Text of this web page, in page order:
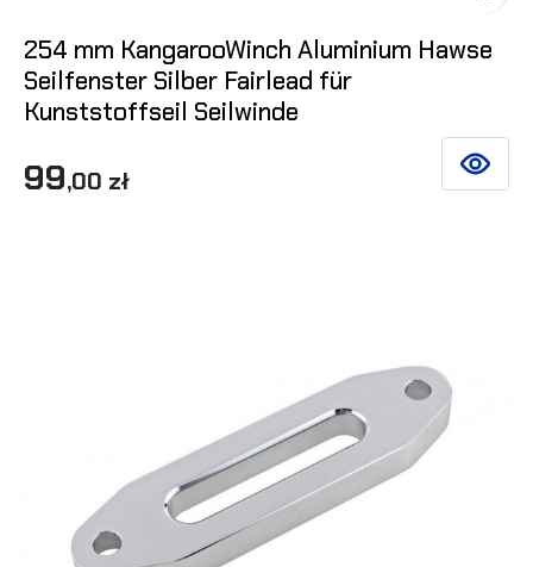
254 mm KangarooWinch Aluminium Hawse
Seilfenster Silber Fairlead für
Kunststoffseil Seilwinde
99,00 zł SIEHE